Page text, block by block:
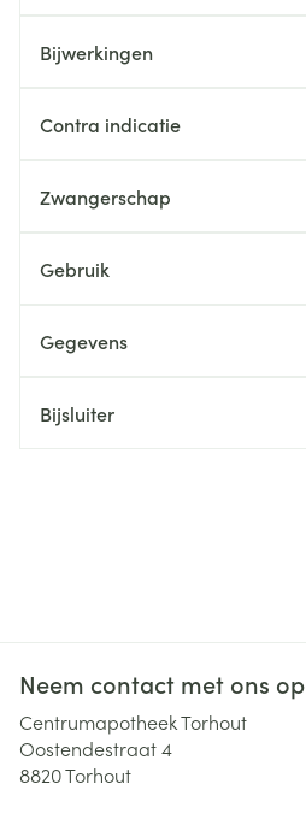
Bijwerkingen
Contra indicatie
Zwangerschap
Gebruik
Gegevens
Bijsluiter
Neem contact met ons op
Centrumapotheek Torhout
Oostendestraat 4
8820Torhout